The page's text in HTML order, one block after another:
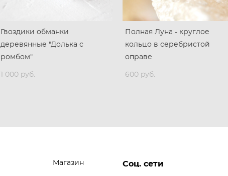
Гвоздики обманки
деревянные "Долька с
ромбом"
1 000 pуб.
Полная Луна - круглое
кольцо в серебристой
оправе
600 pуб.
Магазин Соц. сети